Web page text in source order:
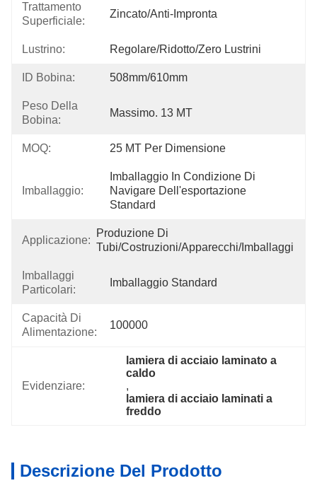
Trattamento
Superficiale:
Zincato/Anti-Impronta
Lustrino: Regolare/Ridotto/Zero Lustrini
ID Bobina: 508mm/610mm
Peso Della
Bobina:
Massimo. 13 MT
MOQ: 25 MT Per Dimensione
Imballaggio:
Imballaggio In Condizione Di
Navigare Dell'esportazione
Standard
Applicazione:
Produzione Di
Tubi/Costruzioni/Apparecchi/Imballaggi
Imballaggi
Particolari:
Imballaggio Standard
Capacità Di
Alimentazione:
100000
Evidenziare:
lamiera di acciaio laminato a
caldo
,
lamiera di acciaio laminati a
freddo
Descrizione Del Prodotto